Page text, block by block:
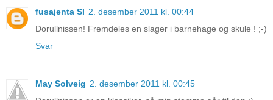
fusajenta SI 2. desember 2011 kl. 00:44
Dorullnissen! Fremdeles en slager i barnehage og skule ! ;-)
Svar
May Solveig 2. desember 2011 kl. 00:45